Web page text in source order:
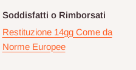
Soddisfatti o Rimborsati
Restituzione 14gg Come da
Norme Europee